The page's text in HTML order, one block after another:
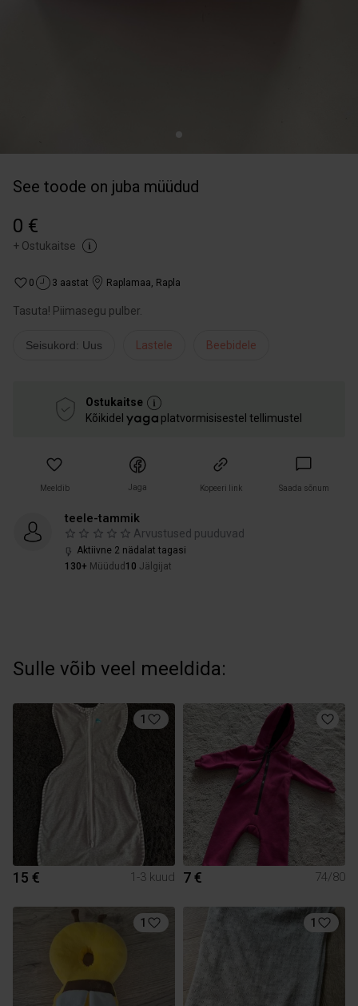
See toode on juba müüdud
0 €
+ Ostukaitse
0 3 aastat Raplamaa, Rapla
Tasuta! Piimasegu pulber.
Seisukord: Uus Lastele Beebidele
Ostukaitse
Kõikidel
platvormisisestel tellimustel
Meeldib Jaga Kopeeri link Saada sõnum
teele-tammik
Arvustused puuduvad
Aktiivne 2 nädalat tagasi
130+ Müüdud 10 Jälgijat
Sulle võib veel meeldida:
1
15 € 1-3 kuud 7 € 74/80
1 1